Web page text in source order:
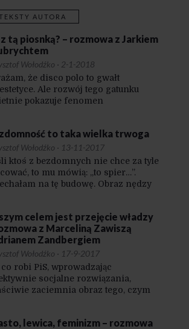
AUTORA
z tą piosnką? – rozmowa z Jarkiem
Wołodźko · 2-1-2018
że disco polo to gwałt
Ale rozwój tego gatunku
pokazuje fenomen
prasie, to wcale
znika. Jeżeli nie umiemy o czymś
a tylko wyszydzamy,
powoduje, że to przestaje istnieć.
disco polo szyderstwa
to taka wielka trwoga
Wołodźko · 13-11-2017
ktoś z bezdomnych nie chce za tyle
to mu mówią: „to spier…”.
na tę budowę. Obraz nędzy
1000-1200 złotych to jest
co zarabiają. Mają problem
swoich praw
pewno się nie postawią.
celem jest przejęcie władzy
z Marceliną Zawiszą
Zandbergiem
Wołodźko · 17-9-2017
co robi PiS, wprowadzając
socjalne rozwiązania,
zaciemnia obraz tego, czym
dobrobytu. To także jest
lewica, feminizm – rozmowa